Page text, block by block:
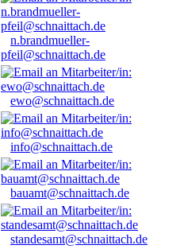
n.brandmueller-
pfeil@schnaittach.de
ewo@schnaittach.de
info@schnaittach.de
bauamt@schnaittach.de
standesamt@schnaittach.de